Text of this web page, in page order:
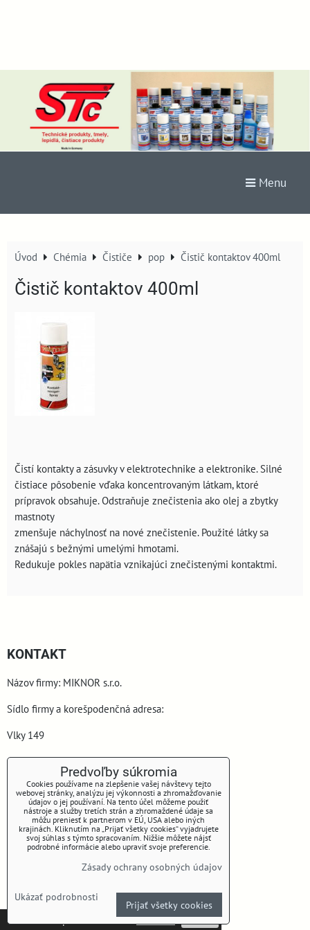
Menu
Úvod Chémia Čističe pop Čistič kontaktov 400ml
Čistič kontaktov 400ml
Čistí kontakty a zásuvky v elektrotechnike a elektronike. Silné
čistiace pôsobenie vďaka koncentrovaným látkam, ktoré
prípravok obsahuje. Odstraňuje znečistenia ako olej a zbytky
mastnoty
zmenšuje náchylnosť na nové znečistenie. Použité látky sa
znášajú s bežnými umelými hmotami.
Redukuje pokles napätia vznikajúci znečistenými kontaktmi.
KONTAKT
Názov firmy: MIKNOR s.r.o.
Sídlo firmy a korešpodenčná adresa:
Vlky 149
900 44 Vlky
E-mail: miknorsro@gmail.com
Predvoľby súkromia
Cookies používame na zlepšenie vašej návštevy tejto
webovej stránky, analýzu jej výkonnosti a zhromažďovanie
údajov o jej používaní. Na tento účel môžeme použiť
nástroje a služby tretích strán a zhromaždené údaje sa
môžu preniesť k partnerom v EÚ, USA alebo iných
krajinách. Kliknutím na „Prijať všetky cookies“ vyjadrujete
svoj súhlas s týmto spracovaním. Nižšie môžete nájsť
podrobné informácie alebo upraviť svoje preferencie.
Zásady ochrany osobných údajov
Ukázať podrobnosti
Prijať všetky cookies
Táto stránka používa cookies.Viac info Potvrdiť